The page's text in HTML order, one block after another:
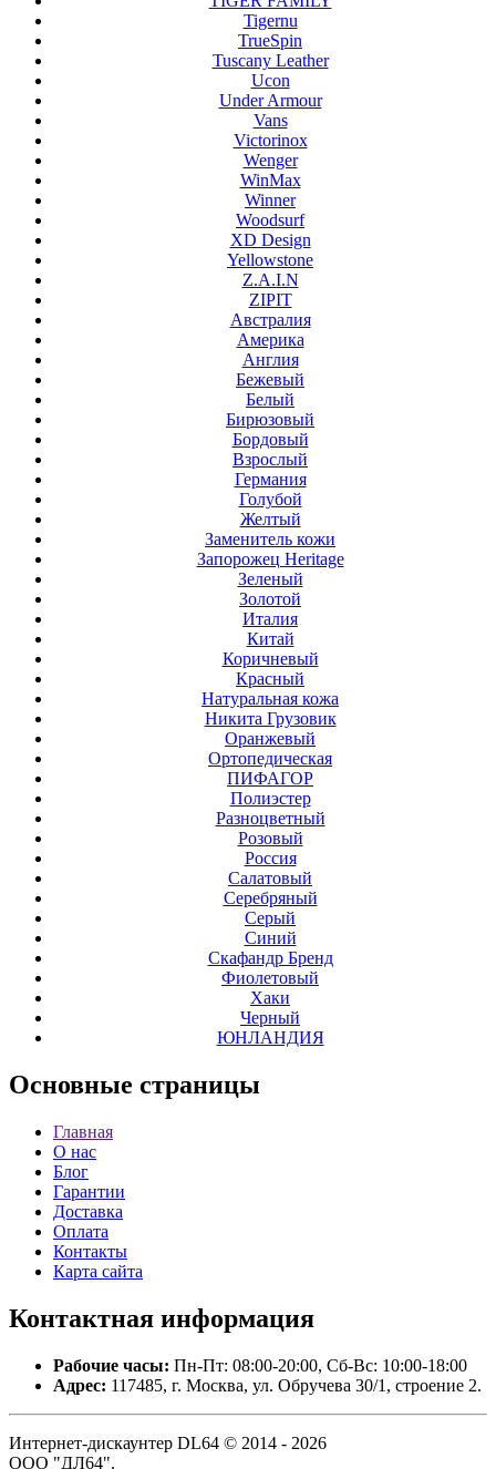
Tigernu
TrueSpin
Tuscany Leather
Ucon
Under Armour
Vans
Victorinox
Wenger
WinMax
Winner
Woodsurf
XD Design
Yellowstone
Z.A.I.N
ZIPIT
Австралия
Америка
Англия
Бежевый
Белый
Бирюзовый
Бордовый
Взрослый
Германия
Голубой
Желтый
Заменитель кожи
Запорожец Heritage
Зеленый
Золотой
Италия
Китай
Коричневый
Красный
Натуральная кожа
Никита Грузовик
Оранжевый
Ортопедическая
ПИФАГОР
Полиэстер
Разноцветный
Розовый
Россия
Салатовый
Серебряный
Серый
Синий
Скафандр Бренд
Фиолетовый
Хаки
Черный
ЮНЛАНДИЯ
Основные страницы
Главная
О нас
Блог
Гарантии
Доставка
Оплата
Контакты
Карта сайта
Контактная информация
Рабочие часы: Пн-Пт: 08:00-20:00, Сб-Вс: 10:00-18:00
Адрес: 117485, г. Москва, ул. Обручева 30/1, строение 2.
Интернет-дискаунтер DL64 © 2014 - 2026
ООО "ДЛ64".